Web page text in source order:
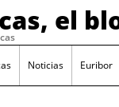
el
Noticias Euribor
perfiles de
de 2026 21/01/
para no
01/2026
fiscales en